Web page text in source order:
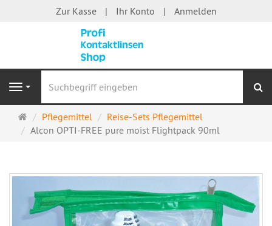
Zur Kasse Ihr Konto Anmelden
Navigation
Startseite
Pflegemittel
Reise-Sets Pflegemittel
Alcon OPTI-FREE pure moist Flightpack 90ml